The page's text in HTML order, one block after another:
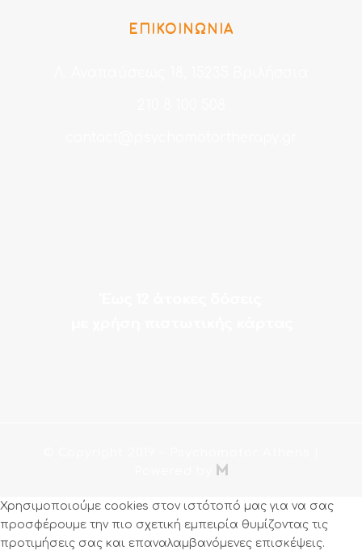
ΕΠΙΚΟΙΝΩΝΙΑ

Χρησιμοποιούμε cookies στον ιστότοπό μας για να σας
προσφέρουμε την πιο σχετική εμπειρία θυμίζοντας τις
προτιμήσεις σας και επαναλαμβανόμενες επισκέψεις.